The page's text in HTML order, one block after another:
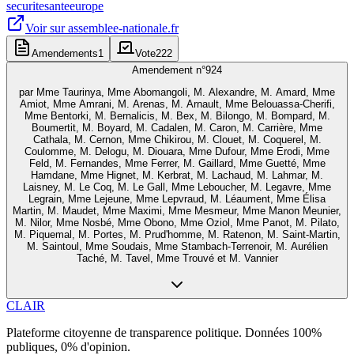
securitesanteeurope
Voir surassemblee-nationale.fr
Amendements1 Vote222
Amendement n°924
par Mme Taurinya, Mme Abomangoli, M. Alexandre, M. Amard, Mme
Amiot, Mme Amrani, M. Arenas, M. Arnault, Mme Belouassa-Cherifi,
Mme Bentorki, M. Bernalicis, M. Bex, M. Bilongo, M. Bompard, M.
Boumertit, M. Boyard, M. Cadalen, M. Caron, M. Carrière, Mme
Cathala, M. Cernon, Mme Chikirou, M. Clouet, M. Coquerel, M.
Coulomme, M. Delogu, M. Diouara, Mme Dufour, Mme Erodi, Mme
Feld, M. Fernandes, Mme Ferrer, M. Gaillard, Mme Guetté, Mme
Hamdane, Mme Hignet, M. Kerbrat, M. Lachaud, M. Lahmar, M.
Laisney, M. Le Coq, M. Le Gall, Mme Leboucher, M. Legavre, Mme
Legrain, Mme Lejeune, Mme Lepvraud, M. Léaument, Mme Élisa
Martin, M. Maudet, Mme Maximi, Mme Mesmeur, Mme Manon Meunier,
M. Nilor, Mme Nosbé, Mme Obono, Mme Oziol, Mme Panot, M. Pilato,
M. Piquemal, M. Portes, M. Prud'homme, M. Ratenon, M. Saint-Martin,
M. Saintoul, Mme Soudais, Mme Stambach-Terrenoir, M. Aurélien
Taché, M. Tavel, Mme Trouvé et M. Vannier
CLAIR
Plateforme citoyenne de transparence politique. Données 100%
publiques, 0% d'opinion.